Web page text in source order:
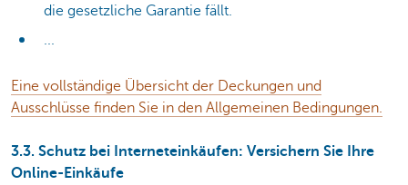
die gesetzliche Garantie fällt.
...
Eine vollständige Übersicht der Deckungen und
Ausschlüsse finden Sie in den Allgemeinen Bedingungen.
3.3. Schutz bei Interneteinkäufen: Versichern Sie Ihre
Online-Einkäufe